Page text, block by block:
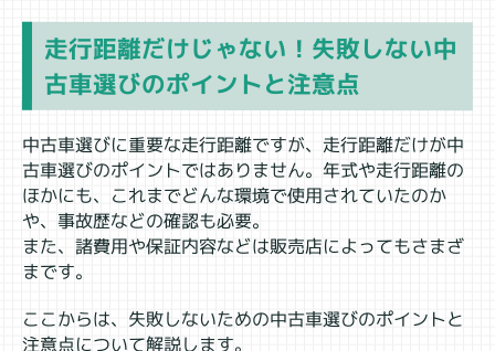
走行距離だけじゃない！失敗しない中
古車選びのポイントと注意点
中古車選びに重要な走行距離ですが、走行距離だけが中
古車選びのポイントではありません。年式や走行距離の
ほかにも、これまでどんな環境で使用されていたのか
や、事故歴などの確認も必要。
また、諸費用や保証内容などは販売店によってもさまざ
まです。
ここからは、失敗しないための中古車選びのポイントと
注意点について解説します。